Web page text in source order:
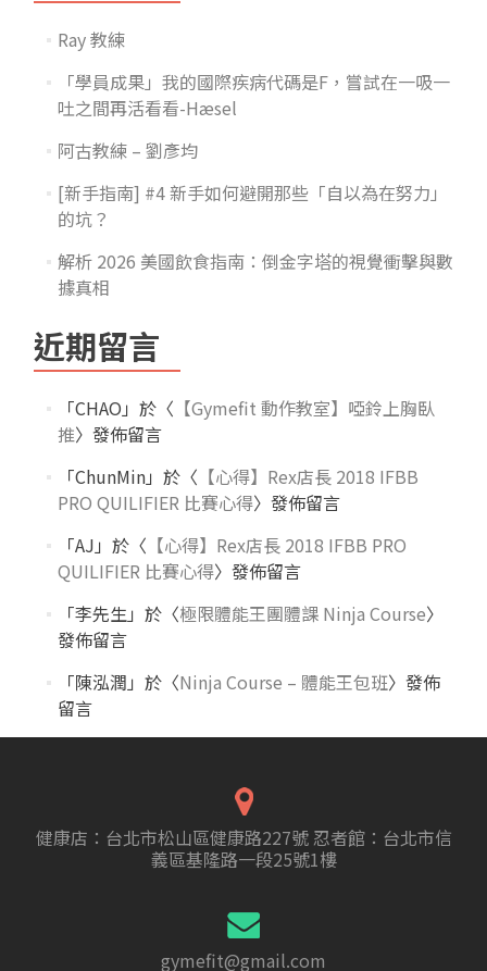
Ray 教練
「學員成果」我的國際疾病代碼是F，嘗試在一吸一
吐之間再活看看-Hæsel
阿古教練 – 劉彥均
[新手指南] #4 新手如何避開那些「自以為在努力」
的坑？
解析 2026 美國飲食指南：倒金字塔的視覺衝擊與數
據真相
近期留言
「CHAO 」於〈 【Gymefit 動作教室】啞鈴上胸臥
推〉發佈留言
「ChunMin」於〈 【心得】Rex店長 2018 IFBB
PRO QUILIFIER 比賽心得〉發佈留言
「AJ 」於〈 【心得】Rex店長 2018 IFBB PRO
QUILIFIER 比賽心得〉發佈留言
「李先生」於〈極限體能王團體課 Ninja Course〉
發佈留言
「陳泓潤 」於〈Ninja Course – 體能王包班〉發佈
留言
健康店：台北市松山區健康路227號 忍者館：台北市信
義區基隆路一段25號1樓
gymefit@gmail.com